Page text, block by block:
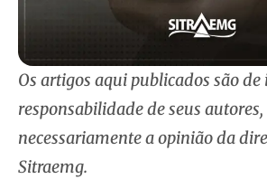
Os artigos aqui publicados são
responsabilidade de seus
necessariamente a opinião da
Sitraemg.